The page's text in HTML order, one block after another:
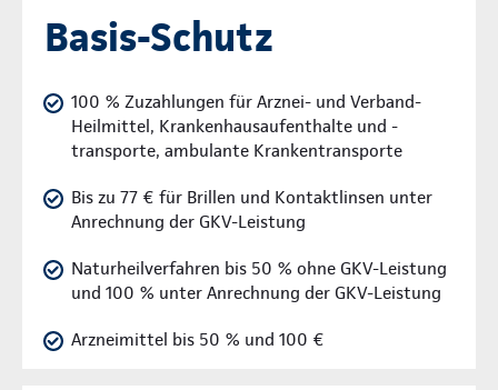
Basis-Schutz
100 % Zuzahlungen für Arznei- und Verband-
Heilmittel, Krankenhausaufenthalte und -
transporte, ambulante Krankentransporte
Bis zu 77 € für Brillen und Kontaktlinsen unter
Anrechnung der GKV-Leistung
Naturheilverfahren bis 50 % ohne GKV-Leistung
und 100 % unter Anrechnung der GKV-Leistung
Arzneimittel bis 50 % und 100 €